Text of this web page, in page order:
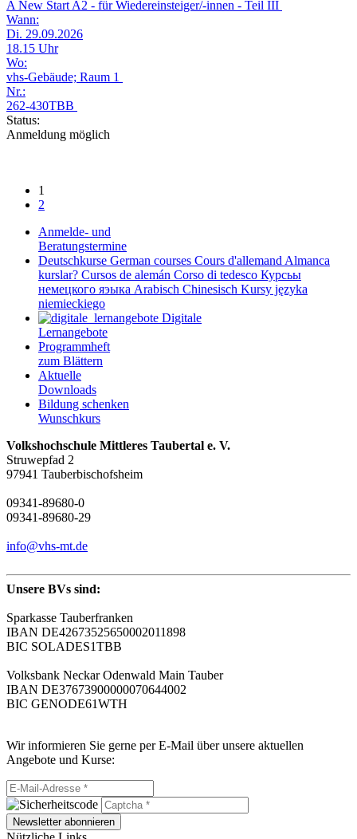
A New Start A2 - für Wiedereinsteiger/-innen - Teil III
Wann:
Di. 29.09.2026
18.15 Uhr
Wo:
vhs-Gebäude; Raum 1
Nr.:
262-430TBB
Status:
Anmeldung möglich
1
2
Anmelde- und
Beratungstermine
Deutschkurse German courses Cours d'allemand Almanca
kurslar? Cursos de alemán Corso di tedesco Курсьы
немецкого яэыка Arabisch Chinesisch Kursy języka
niemieckiego
Digitale
Lernangebote
Programmheft
zum Blättern
Aktuelle
Downloads
Bildung schenken
Wunschkurs
Volkshochschule Mittleres Taubertal e. V.
Struwepfad 2
97941 Tauberbischofsheim
09341-89680-0
09341-89680-29
info@vhs-mt.de
Unsere BVs sind:
Sparkasse Tauberfranken
IBAN DE42673525650002011898
BIC SOLADES1TBB
Volksbank Neckar Odenwald Main Tauber
IBAN DE37673900000070644002
BIC GENODE61WTH
Wir informieren Sie gerne per E-Mail über unsere aktuellen
Angebote und Kurse:
Newsletter abonnieren